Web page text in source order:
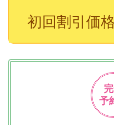
初回割引価
予